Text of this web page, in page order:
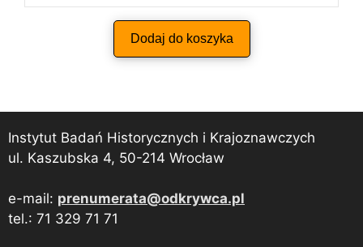
Dodaj do koszyka
Instytut Badań Historycznych i Krajoznawczych
ul. Kaszubska 4, 50-214 Wrocław
e-mail: prenumerata@odkrywca.pl
tel.: 71 329 71 71